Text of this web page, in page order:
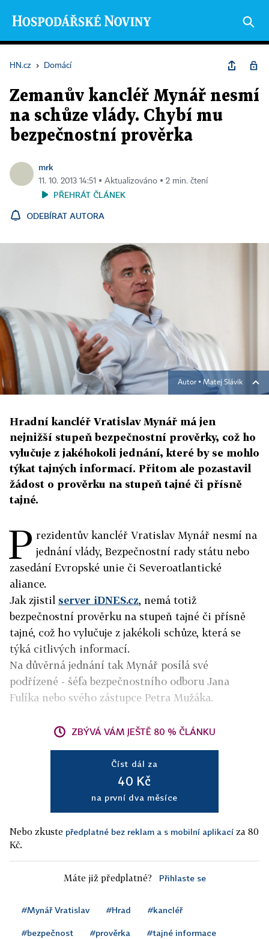
HN.cz › Domácí
Zemanův kancléř Mynář nesmí
na schůze vlády. Chybí mu
bezpečnostní prověrka
mrk
11. 10. 2013 14:51 ▪ Aktualizováno ▪ 2 min. čtení
PŘEHRÁT ČLÁNEK
ODEBÍRAT AUTORA
Autor ▪ Matej Slávik
Hradní kancléř Vratislav Mynář má jen
nejnižší stupeň bezpečnostní prověrky, což ho
vylučuje z jakéhokoli jednání, které by se mohlo
týkat tajných informací. Přitom ale pozastavil
žádost o prověrku na stupeň tajné či přísně
tajné.
P rezidentův kancléř Vratislav Mynář nesmí na
jednání vlády, Bezpečnostní rady státu nebo
zasedání Evropské unie či Severoatlantické
aliance.
Jak zjistil server iDNES.cz, nemá totiž
bezpečnostní prověrku na stupeň tajné či přísně
tajné, což ho vylučuje z jakékoli schůze, která se
týká citlivých informací.
Na důvěrná jednání tak Mynář posílá své
podřízené - šéfa bezpečnostního odboru Jana
Fulíka nebo svého zástupce Petra Mužáka.
ZBÝVÁ VÁM JEŠTĚ 80 % ČLÁNKU
Číst dál za
40 Kč
na první dva měsíce
Nebo zkuste předplatné bez reklam a s mobilní aplikací za 80
Kč.
Máte již předplatné? Přihlaste se
#Mynář Vratislav #Hrad #kancléř
#bezpečnost #prověrka #tajné informace